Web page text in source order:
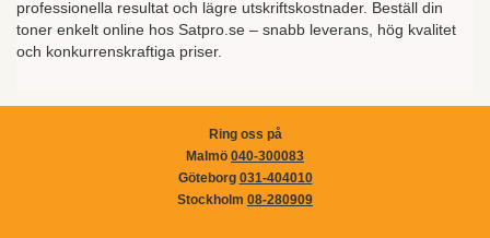
professionella resultat och lägre utskriftskostnader. Beställ din
toner enkelt online hos Satpro.se – snabb leverans, hög kvalitet
och konkurrenskraftiga priser.
Ring oss på
Malmö 040-300083
Göteborg 031-404010
Stockholm 08-280909